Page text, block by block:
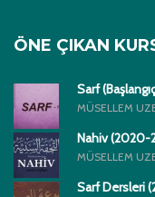
ÖNE ÇIKAN
Sarf
MÜSELLEM
Nahiv (2020-
MÜSELLEM
Sarf Dersleri